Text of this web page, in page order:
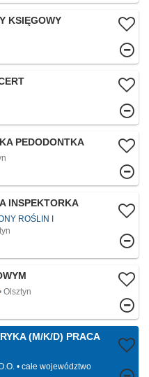
KSIĘGOWY
PEDODONTKA​
INSPEKTORKA
ROŚLIN I
Olsztyn
(M/K/D) PRACA
całe województwo